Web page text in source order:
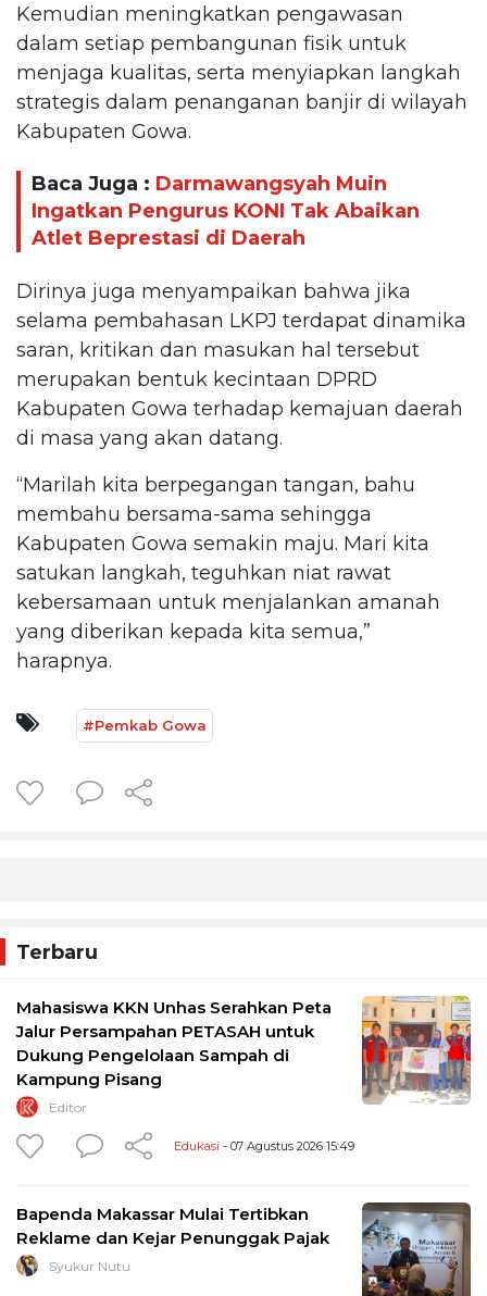
Kemudian meningkatkan pengawasan
dalam setiap pembangunan fisik untuk
menjaga kualitas, serta menyiapkan langkah
strategis dalam penanganan banjir di wilayah
Kabupaten Gowa.
Baca Juga : Darmawangsyah Muin
Ingatkan Pengurus KONI Tak Abaikan
Atlet Beprestasi di Daerah
Dirinya juga menyampaikan bahwa jika
selama pembahasan LKPJ terdapat dinamika
saran, kritikan dan masukan hal tersebut
merupakan bentuk kecintaan DPRD
Kabupaten Gowa terhadap kemajuan daerah
di masa yang akan datang.
“Marilah kita berpegangan tangan, bahu
membahu bersama-sama sehingga
Kabupaten Gowa semakin maju. Mari kita
satukan langkah, teguhkan niat rawat
kebersamaan untuk menjalankan amanah
yang diberikan kepada kita semua,”
harapnya.
#Pemkab Gowa
Terbaru
Mahasiswa KKN Unhas Serahkan Peta
Jalur Persampahan PETASAH untuk
Dukung Pengelolaan Sampah di
Kampung Pisang
Editor
Edukasi - 07 Agustus 2026 15:49
Bapenda Makassar Mulai Tertibkan
Reklame dan Kejar Penunggak Pajak
Syukur Nutu